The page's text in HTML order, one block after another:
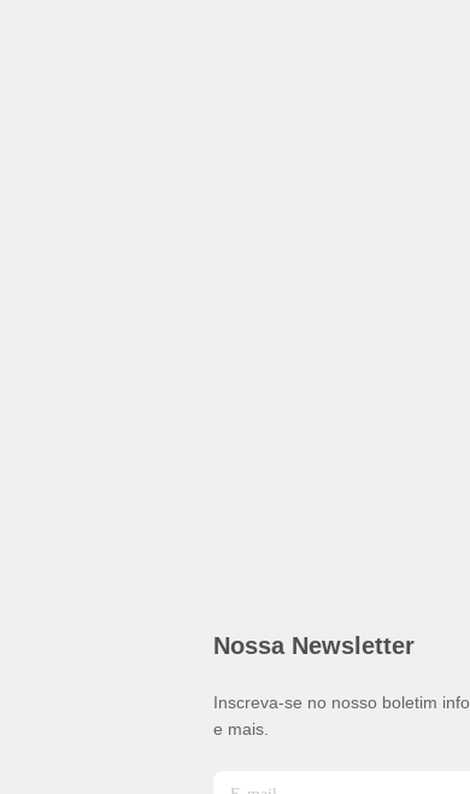
Nossa Newsletter
Inscreva-se no nosso boletim
e mais.